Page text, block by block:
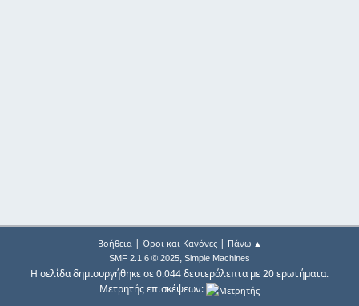
Βοήθεια| Όροι και Κανόνες| Πάνω ▲
SMF 2.1.6 © 2025, Simple Machines
Η σελίδα δημιουργήθηκε σε 0.044 δευτερόλεπτα με 20 ερωτήματα.
Μετρητής επισκέψεων: